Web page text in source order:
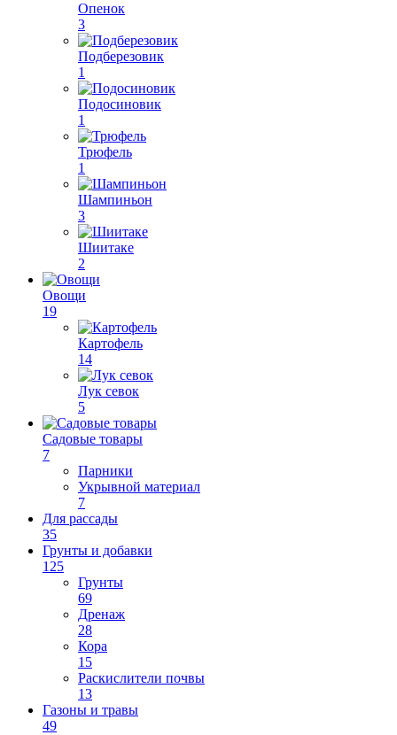
Опенок
3
Подберезовик
1
Подосиновик
1
Трюфель
1
Шампиньон
3
Шиитаке
2
Овощи
19
Картофель
14
Лук севок
5
Садовые товары
7
Парники
Укрывной материал
7
Для рассады
35
Грунты и добавки
125
Грунты
69
Дренаж
28
Кора
15
Раскислители почвы
13
Газоны и травы
49